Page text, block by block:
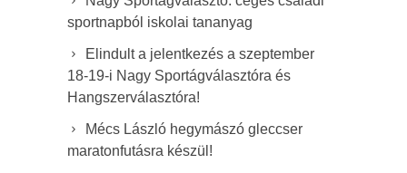
sportnapból iskolai tananyag
Elindult a jelentkezés a szeptember
18-19-i Nagy Sportágválasztóra és
Hangszerválasztóra!
Mécs László hegymászó gleccser
maratonfutásra készül!